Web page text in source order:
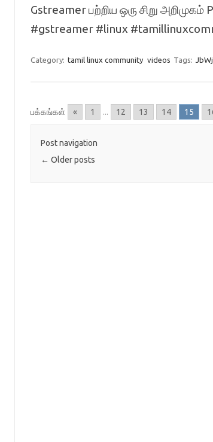
Gstreamer பற்றிய ஒரு சிறு அறிமுகம்
#gstreamer #linux
Category: tamil linux community videos Tags:
பக்கங்கள் « 1 ... 12 13 14 15
Post navigation
← Older posts